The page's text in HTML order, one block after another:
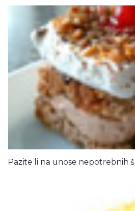
Pazite li na unose nepotrebnih